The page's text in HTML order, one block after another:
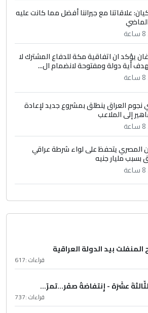
يرد على صدام حسين سل
(نص كامل)
علاقاتنا مع جيراننا أفضل مما كانت عليه
يؤكد ان اتفاقية مكة للدفاع المشترك لا
أية دولة ومفتوحة لانضمام ال...
نجوم العراق ينطلق بمشروع جديد لإعادة
إلى الملاعب
المصري يتحفظ على لواء شرطة عراقي
بسبب مليار جنيه
بيد الدولة العراقية
قراءات :617
عشَرَة - إِنتفاضةُ صفَر…تمرّ...
قراءات :737